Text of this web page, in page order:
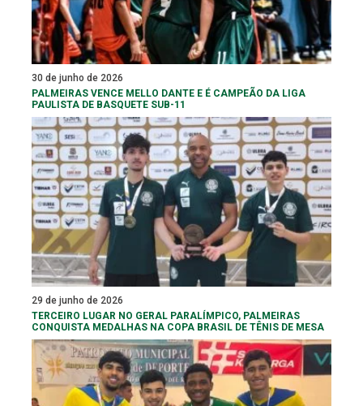
30 de junho de 2026
PALMEIRAS VENCE MELLO DANTE E É CAMPEÃO DA LIGA
PAULISTA DE BASQUETE SUB-11
29 de junho de 2026
TERCEIRO LUGAR NO GERAL PARALÍMPICO, PALMEIRAS
CONQUISTA MEDALHAS NA COPA BRASIL DE TÊNIS DE MESA